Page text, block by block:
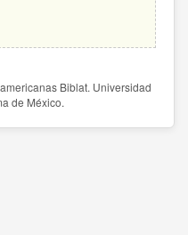
Biblat. Universidad
de México.